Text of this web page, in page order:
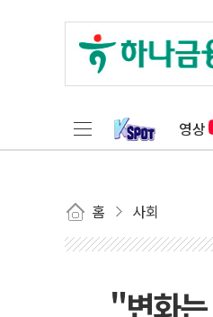
영상
홈 사회
"변화